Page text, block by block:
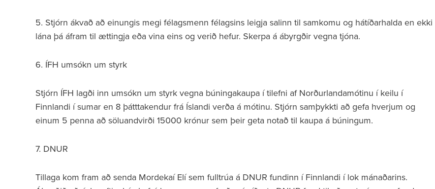
5. Stjórn ákvað að einungis megi félagsmenn félagsins leigja salinn til samkomu og hátíðarhalda en ekki
lána þá áfram til ættingja eða vina eins og verið hefur. Skerpa á ábyrgðir vegna tjóna.
6. ÍFH umsókn um styrk
Stjórn ÍFH lagði inn umsókn um styrk vegna búningakaupa í tilefni af Norðurlandamótinu í keilu í
Finnlandi í sumar en 8 þátttakendur frá Íslandi verða á mótinu. Stjórn samþykkti að gefa hverjum og
einum 5 penna að söluandvirði 15000 krónur sem þeir geta notað til kaupa á búningum.
7. DNUR
Tillaga kom fram að senda Mordekaí Elí sem fulltrúa á DNUR fundinn í Finnlandi í lok mánaðarins.